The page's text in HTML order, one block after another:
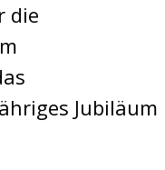
die
Jubiläum